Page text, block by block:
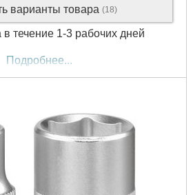
варианты товара (18)
в течение 1-3 рабочих дней
Подробнее...